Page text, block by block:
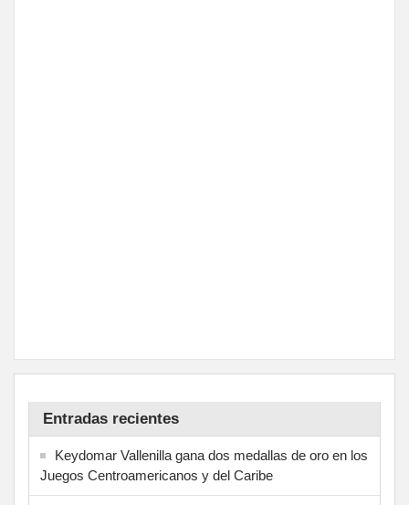
Entradas recientes
Keydomar Vallenilla gana dos medallas de oro en los
Juegos Centroamericanos y del Caribe